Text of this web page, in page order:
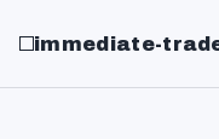
immediate-